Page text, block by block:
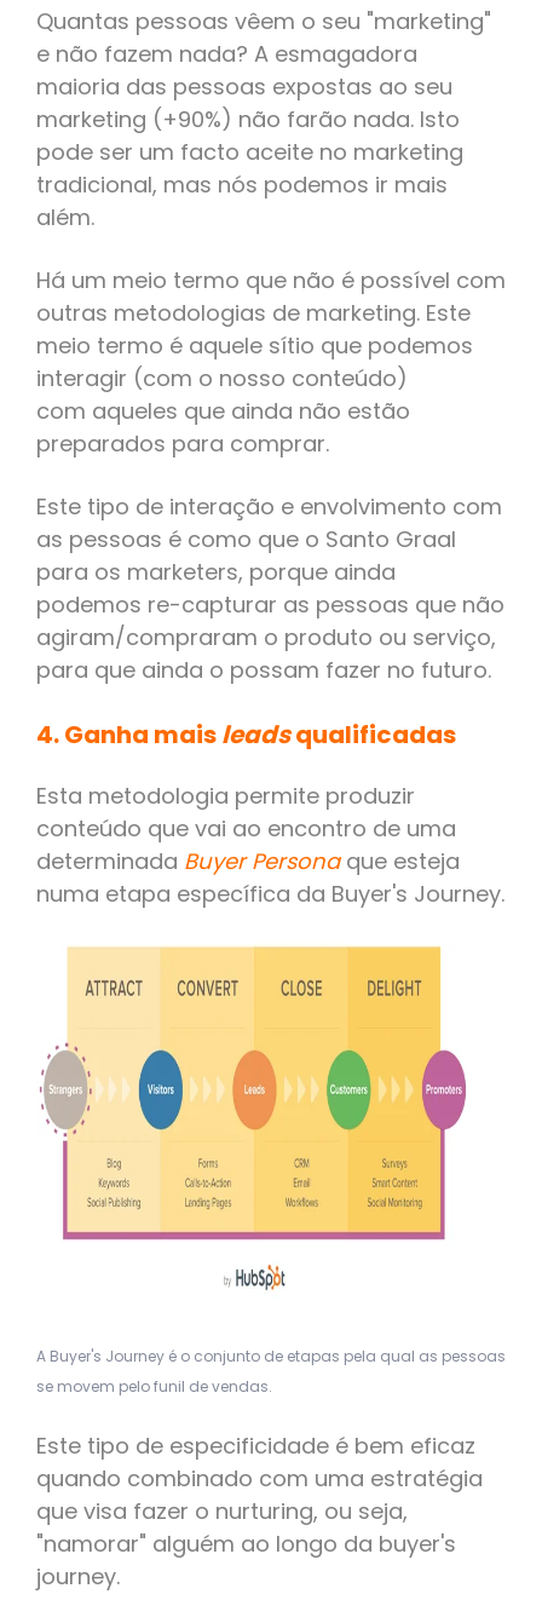
Quantas pessoas vêem o seu "marketing"
e não fazem nada? A esmagadora
maioria das pessoas expostas ao seu
marketing (+90%) não farão nada. Isto
pode ser um facto aceite no marketing
tradicional, mas nós podemos ir mais
além.
Há um meio termo que não é possível com
outras metodologias de marketing. Este
meio termo é aquele sítio que podemos
interagir (com o nosso conteúdo)
com aqueles que ainda não estão
preparados para comprar.
Este tipo de interação e envolvimento com
as pessoas é como que o Santo Graal
para os marketers, porque ainda
podemos re-capturar as pessoas que não
agiram/compraram o produto ou serviço,
para que ainda o possam fazer no futuro.
4. Ganha maisleadsqualificadas
Esta metodologia permite produzir
conteúdo que vai ao encontro de uma
determinada Buyer Persona que esteja
numa etapa específica da Buyer's Journey.
A Buyer's Journey é o conjunto de etapas pela qual as pessoas
se movem pelo funil de vendas.
Este tipo de especificidade é bem eficaz
quando combinado com uma estratégia
que visa fazer o nurturing, ou seja,
"namorar" alguém ao longo da buyer's
journey.